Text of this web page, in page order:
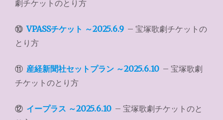
劇チケットのとり方
⑩ VPASSチケット ～2025.6.9 – 宝塚歌劇チケットの
とり方
⑪ 産経新聞社セットプラン ～2025.6.10 – 宝塚歌劇
チケットのとり方
⑫ イープラス ～2025.6.10 – 宝塚歌劇チケットのと